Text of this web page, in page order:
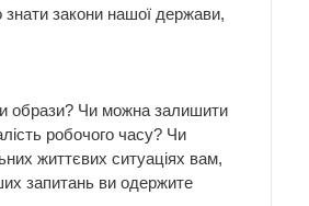
закони нашої держави,
образи? Чи можна залишити
робочого часу? Чи
життєвих ситуаціях вам,
запитань ви одержите